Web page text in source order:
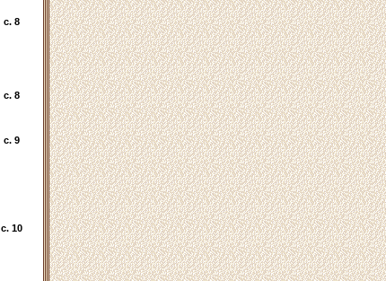
c. 8
c. 8
c. 9
c. 10